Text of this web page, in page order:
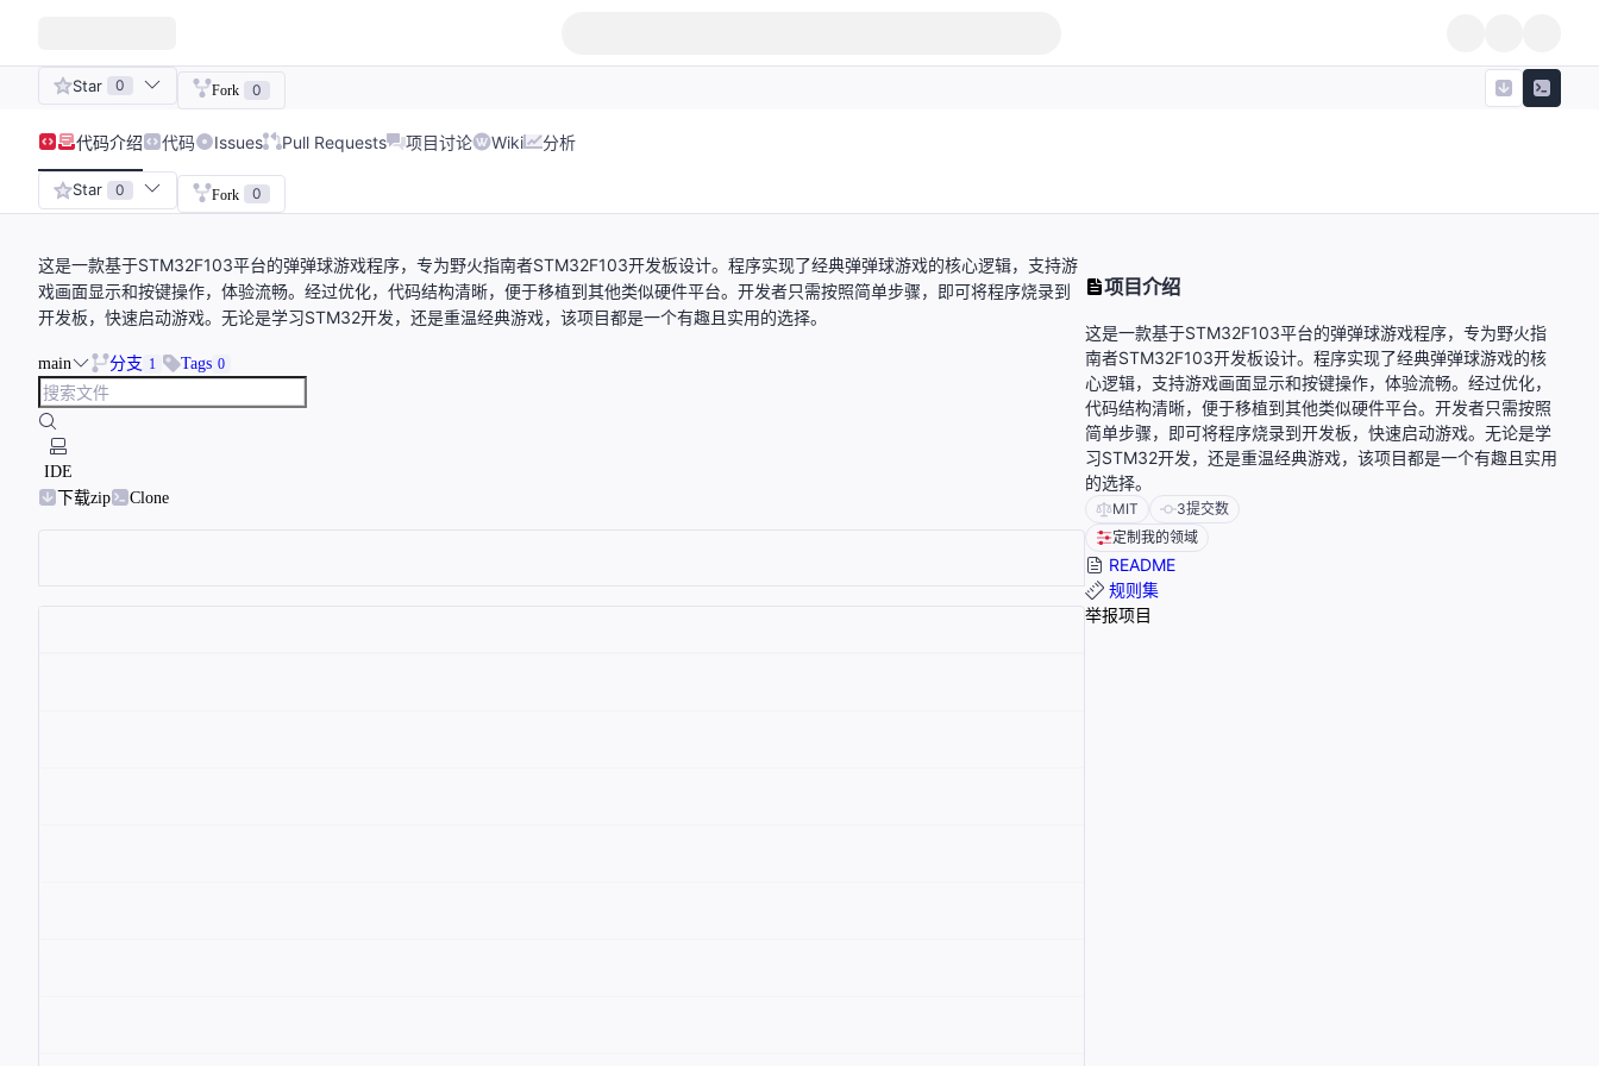
Star 0 Fork 0
代码介绍 代码 Issues Pull Requests 项目讨论 Wiki 分析
Star 0 Fork 0
这是一款基于STM32F103平台的弹弹球游戏程序，专为野火指南者STM32F103开发板设计。程序实现了经典弹弹球游戏的核心逻辑，支持游
戏画面显示和按键操作，体验流畅。经过优化，代码结构清晰，便于移植到其他类似硬件平台。开发者只需按照简单步骤，即可将程序烧录到
开发板，快速启动游戏。无论是学习STM32开发，还是重温经典游戏，该项目都是一个有趣且实用的选择。
main 分支 1 Tags 0
IDE
下载zip
Clone
项目介绍
这是一款基于STM32F103平台的弹弹球游戏程序，专为野火指
南者STM32F103开发板设计。程序实现了经典弹弹球游戏的核
心逻辑，支持游戏画面显示和按键操作，体验流畅。经过优化，
代码结构清晰，便于移植到其他类似硬件平台。开发者只需按照
简单步骤，即可将程序烧录到开发板，快速启动游戏。无论是学
习STM32开发，还是重温经典游戏，该项目都是一个有趣且实用
的选择。
MIT 3提交数
定制我的领域
README
规则集
举报项目